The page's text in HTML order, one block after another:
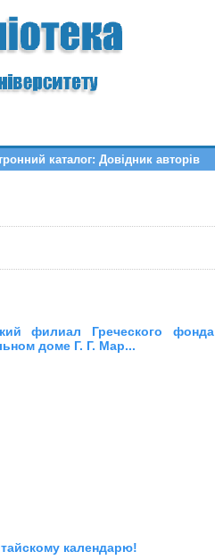
каталог: Довідник авторів
филиал Греческого фонда
доме Г. Г. Мар...
календарю!